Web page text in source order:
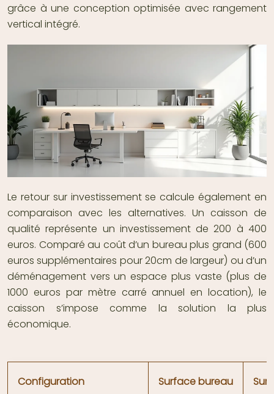
grâce à une conception optimisée avec rangement
vertical intégré.
Le retour sur investissement se calcule également en
comparaison avec les alternatives. Un caisson de
qualité représente un investissement de 200 à 400
euros. Comparé au coût d’un bureau plus grand (600
euros supplémentaires pour 20cm de largeur) ou d’un
déménagement vers un espace plus vaste (plus de
1000 euros par mètre carré annuel en location), le
caisson s’impose comme la solution la plus
économique.
Configuration Surface bureau